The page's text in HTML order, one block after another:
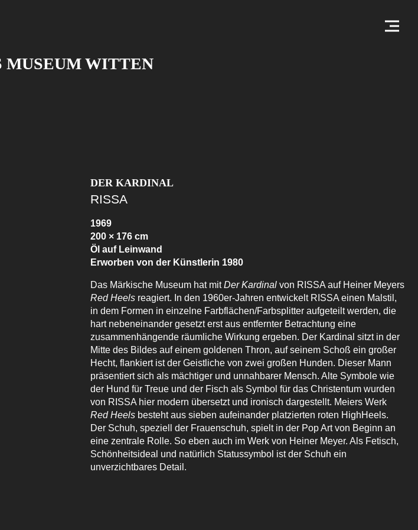
MUSEUM WITTEN
DER KARDINAL
RISSA
1969
200 × 176 cm
Öl auf Leinwand
Erworben von der Künstlerin 1980
Das Märkische Museum hat mitDer Kardinal von RISSA auf Heiner Meyers
Red Heels reagiert. In den 1960er-Jahren entwickelt RISSA einen Malstil,
in dem Formen in einzelne Farbflächen/Farbsplitter aufgeteilt werden, die
hart nebeneinander gesetzt erst aus entfernter Betrachtung eine
zusammenhängende räumliche Wirkung ergeben. Der Kardinal sitzt in der
Mitte des Bildes auf einem goldenen Thron, auf seinem Schoß ein großer
Hecht, flankiert ist der Geistliche von zwei großen Hunden. Dieser Mann
präsentiert sich als mächtiger und unnahbarer Mensch. Alte Symbole wie
der Hund für Treue und der Fisch als Symbol für das Christentum wurden
von RISSA hier modern übersetzt und ironisch dargestellt. Meiers Werk
Red Heels besteht aus sieben aufeinander platzierten roten HighHeels.
Der Schuh, speziell der Frauenschuh, spielt in der Pop Art von Beginn an
eine zentrale Rolle. So eben auch im Werk von Heiner Meyer. Als Fetisch,
Schönheitsideal und natürlich Statussymbol ist der Schuh ein
unverzichtbares Detail.